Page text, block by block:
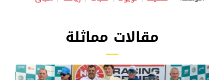
مقالات مماثلة